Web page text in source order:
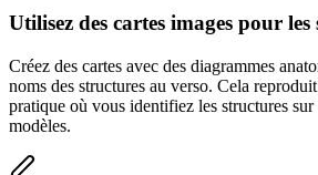
Utilisez des cartes images pour
Créez des cartes avec des diagrammes
noms des structures au verso. Cela
pratique où vous identifiez les structures sur
modèles.